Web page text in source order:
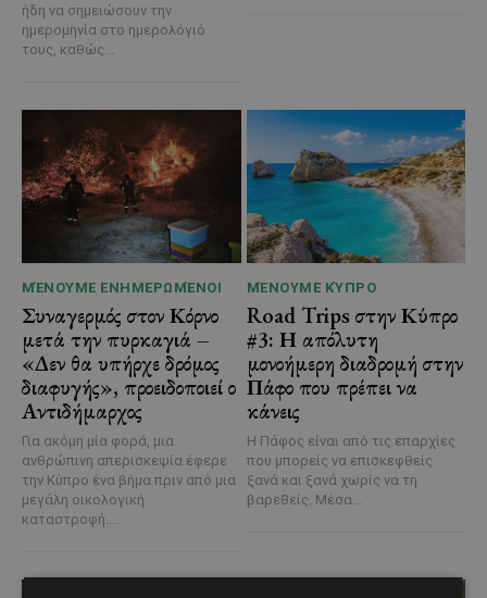
ήδη να σημειώσουν την
ημερομηνία στο ημερολόγιό
τους, καθώς...
ΜΈΝΟΥΜΕ ΕΝΗΜΕΡΩΜΈΝΟΙ
Συναγερμός στον Κόρνο
μετά την πυρκαγιά –
«Δεν θα υπήρχε δρόμος
διαφυγής», προειδοποιεί ο
Αντιδήμαρχος
Για ακόμη μία φορά, μια
ανθρώπινη απερισκεψία έφερε
την Κύπρο ένα βήμα πριν από μια
μεγάλη οικολογική
καταστροφή....
ΜΈΝΟΥΜΕ ΚΎΠΡΟ
Road Trips στην Κύπρο
#3: Η απόλυτη
μονοήμερη διαδρομή στην
Πάφο που πρέπει να
κάνεις
Η Πάφος είναι από τις επαρχίες
που μπορείς να επισκεφθείς
ξανά και ξανά χωρίς να τη
βαρεθείς. Μέσα...